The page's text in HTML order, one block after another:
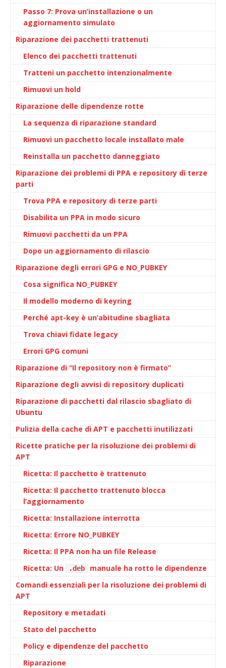
Passo 7: Prova un’installazione o un
aggiornamento simulato
Riparazione dei pacchetti trattenuti
Elenco dei pacchetti trattenuti
Tratteni un pacchetto intenzionalmente
Rimuovi un hold
Riparazione delle dipendenze rotte
La sequenza di riparazione standard
Rimuovi un pacchetto locale installato male
Reinstalla un pacchetto danneggiato
Riparazione dei problemi di PPA e repository di terze
parti
Trova PPA e repository di terze parti
Disabilita un PPA in modo sicuro
Rimuovi pacchetti da un PPA
Dopo un aggiornamento di rilascio
Riparazione degli errori GPG e NO_PUBKEY
Cosa significa NO_PUBKEY
Il modello moderno di keyring
Perché apt-key è un’abitudine sbagliata
Trova chiavi fidate legacy
Errori GPG comuni
Riparazione di “Il repository non è firmato”
Riparazione degli avvisi di repository duplicati
Riparazione di pacchetti dal rilascio sbagliato di
Ubuntu
Pulizia della cache di APT e pacchetti inutilizzati
Ricette pratiche per la risoluzione dei problemi di
APT
Ricetta: Il pacchetto è trattenuto
Ricetta: Il pacchetto trattenuto blocca
l’aggiornamento
Ricetta: Installazione interrotta
Ricetta: Errore NO_PUBKEY
Ricetta: Il PPA non ha un file Release
Ricetta: Un
.deb
manuale ha rotto le dipendenze
Comandi essenziali per la risoluzione dei problemi di
APT
Repository e metadati
Stato del pacchetto
Policy e dipendenze del pacchetto
Riparazione